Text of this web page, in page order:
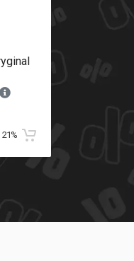
21%
Rear